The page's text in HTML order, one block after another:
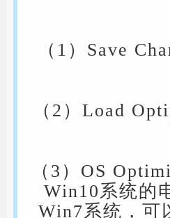
（1）Save
（2）Load
（3）OS
Win10系统的
Win7系统，可